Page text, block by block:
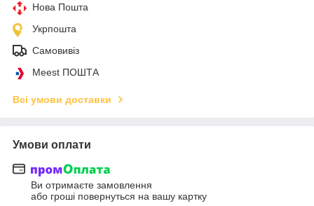
Нова Пошта
Укрпошта
Самовивіз
Meest ПОШТА
Всі умови доставки
Умови оплати
Ви отримаєте замовлення
або гроші повернуться на вашу картку